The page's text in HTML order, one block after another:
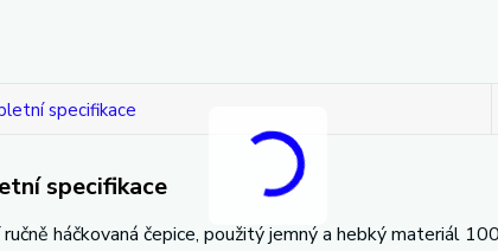
specifikace
specifikace
ručně háčkovaná čepice, použitý jemný a hebký materiál